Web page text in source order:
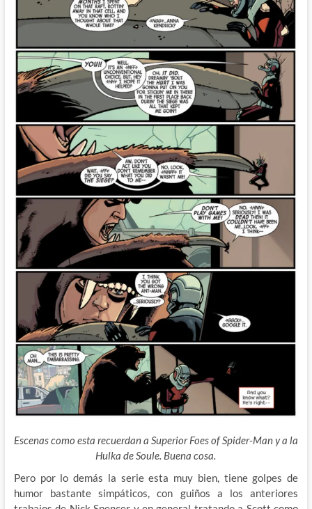
Escenas como esta recuerdan a Superior Foes of Spider-Man y a la
Hulka de Soule. Buena cosa.
Pero por lo demás la serie esta muy bien, tiene golpes de
humor bastante simpáticos, con guiños a los anteriores